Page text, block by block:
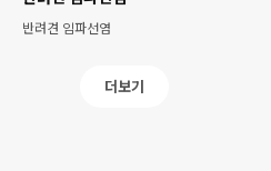
반려견 임파선염
더보기